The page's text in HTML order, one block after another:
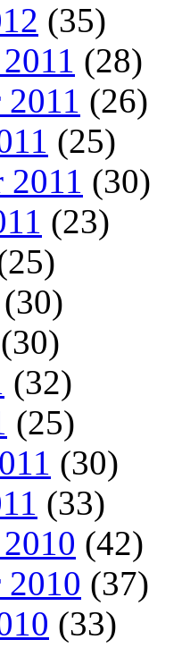
(35)
(28)
(26)
(25)
2011 (30)
(23)
(30)
(30)
(32)
(25)
(30)
(33)
(42)
2010 (37)
(33)